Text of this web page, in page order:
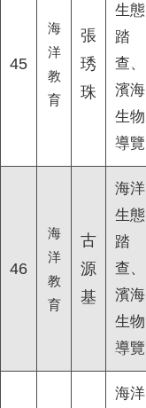
45
海
洋
教
育
張
琇
珠
生態
踏
查、
濱海
生物
導覽
46
海
洋
教
育
古
源
基
海洋
生態
踏
查、
濱海
生物
導覽
海洋